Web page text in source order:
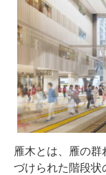
雁木とは、雁の
づけられた階段状